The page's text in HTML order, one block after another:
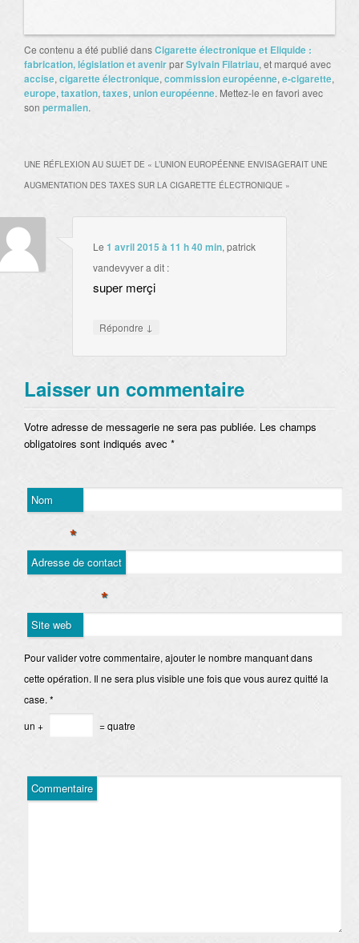
Ce contenu a été publié dansCigarette électronique et Eliquide :
fabrication, législation et avenirparSylvain Filatriau, et marqué avec
accise, cigarette électronique, commission européenne, e-cigarette,
europe, taxation, taxes, union européenne. Mettez-le en favori avec
son permalien.
UNE RÉFLEXION AU SUJET DE « L’UNION EUROPÉENNE ENVISAGERAIT UNE
AUGMENTATION DES TAXES SUR LA CIGARETTE ÉLECTRONIQUE »
Le 1 avril 2015 à 11 h 40 min,patrick
vandevyvera dit :
super merçi
Répondre ↓
Laisser un commentaire
Votre adresse de messagerie ne sera pas publiée. Les champs
obligatoires sont indiqués avec *
Nom
*
Adresse de contact
*
Site web
Pour valider votre commentaire, ajouter le nombre manquant dans
cette opération. Il ne sera plus visible une fois que vous aurez quitté la
case. *
un +
= quatre
Commentaire